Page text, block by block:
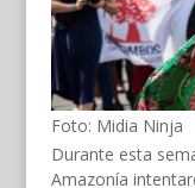
Foto: Midia Ninja
Durante esta
Amazonía